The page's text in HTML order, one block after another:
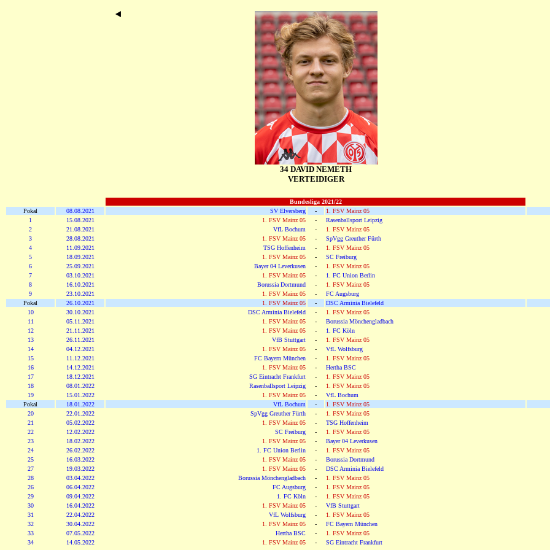
34 DAVID NEMETH
VERTEIDIGER
Bundesliga 2021/22
Pokal
08.08.2021 SV Elversberg - 1. FSV Mainz 05
1
15.08.2021 1. FSV Mainz 05 - Rasenballsport Leipzig
2
21.08.2021 VfL Bochum - 1. FSV Mainz 05
3
28.08.2021 1. FSV Mainz 05 - SpVgg Greuther Fürth
4
11.09.2021 TSG Hoffenheim - 1. FSV Mainz 05
5
18.09.2021 1. FSV Mainz 05 - SC Freiburg
6
25.09.2021 Bayer 04 Leverkusen - 1. FSV Mainz 05
7
03.10.2021 1. FSV Mainz 05 - 1. FC Union Berlin
8
16.10.2021 Borussia Dortmund - 1. FSV Mainz 05
9
23.10.2021 1. FSV Mainz 05 - FC Augsburg
Pokal
26.10.2021 1. FSV Mainz 05 - DSC Arminia Bielefeld
10
30.10.2021 DSC Arminia Bielefeld - 1. FSV Mainz 05
11
05.11.2021 1. FSV Mainz 05 - Borussia Mönchengladbach
12
21.11.2021 1. FSV Mainz 05 - 1. FC Köln
13
26.11.2021 VfB Stuttgart - 1. FSV Mainz 05
14
04.12.2021 1. FSV Mainz 05 - VfL Wolfsburg
15
11.12.2021 FC Bayern München - 1. FSV Mainz 05
16
14.12.2021 1. FSV Mainz 05 - Hertha BSC
17
18.12.2021 SG Eintracht Frankfurt - 1. FSV Mainz 05
18
08.01.2022 Rasenballsport Leipzig - 1. FSV Mainz 05
19
15.01.2022 1. FSV Mainz 05 - VfL Bochum
Pokal
18.01.2022 VfL Bochum - 1. FSV Mainz 05
20
22.01.2022 SpVgg Greuther Fürth - 1. FSV Mainz 05
21
05.02.2022 1. FSV Mainz 05 - TSG Hoffenheim
22
12.02.2022 SC Freiburg - 1. FSV Mainz 05
23
18.02.2022 1. FSV Mainz 05 - Bayer 04 Leverkusen
24
26.02.2022 1. FC Union Berlin - 1. FSV Mainz 05
25
16.03.2022 1. FSV Mainz 05 - Borussia Dortmund
27
19.03.2022 1. FSV Mainz 05 - DSC Arminia Bielefeld
28
03.04.2022 Borussia Mönchengladbach - 1. FSV Mainz 05
26
06.04.2022 FC Augsburg - 1. FSV Mainz 05
29
09.04.2022 1. FC Köln - 1. FSV Mainz 05
30
16.04.2022 1. FSV Mainz 05 - VfB Stuttgart
31
22.04.2022 VfL Wolfsburg - 1. FSV Mainz 05
32
30.04.2022 1. FSV Mainz 05 - FC Bayern München
33
07.05.2022 Hertha BSC - 1. FSV Mainz 05
34
14.05.2022 1. FSV Mainz 05 - SG Eintracht Frankfurt